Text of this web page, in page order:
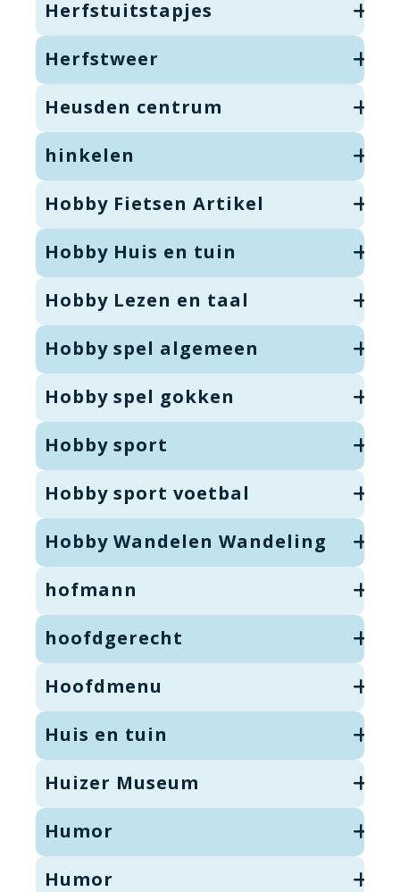
Herfstuitstapjes
Herfstweer
Heusden centrum
hinkelen
Hobby Fietsen Artikel
Hobby Huis en tuin
Hobby Lezen en taal
Hobby spel algemeen
Hobby spel gokken
Hobby sport
Hobby sport voetbal
Hobby Wandelen Wandeling
hofmann
hoofdgerecht
Hoofdmenu
Huis en tuin
Huizer Museum
Humor
Humor